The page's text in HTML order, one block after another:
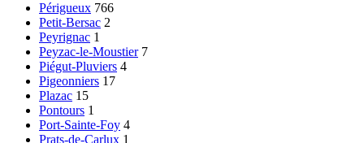
Périgueux 766
Petit-Bersac 2
Peyrignac 1
Peyzac-le-Moustier 7
Piégut-Pluviers 4
Pigeonniers 17
Plazac 15
Pontours 1
Port-Sainte-Foy 4
Prats-de-Carlux 1